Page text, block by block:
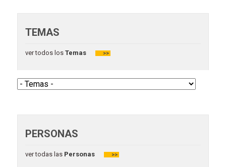
TEMAS
ver todos losTemas >>
PERSONAS
ver todas lasPersonas >>